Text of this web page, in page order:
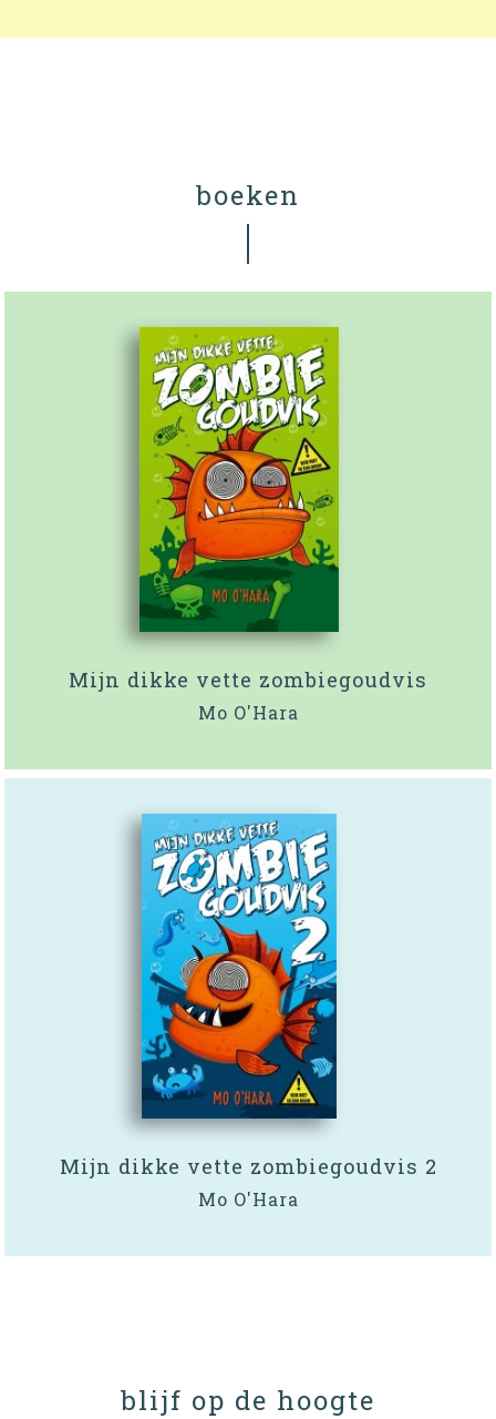
boeken
Mijn dikke vette zombiegoudvis
Mo O'Hara
Mijn dikke vette zombiegoudvis 2
Mo O'Hara
blijf op de hoogte